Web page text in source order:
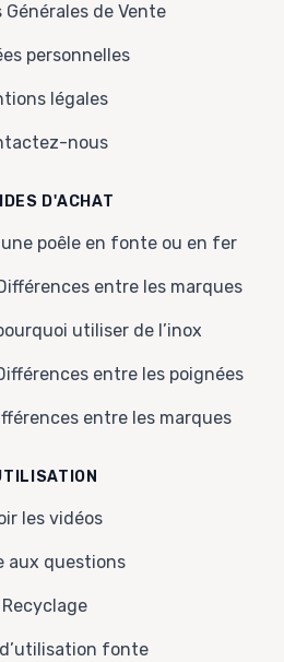
de Vente
personnelles
légales
nous
D'ACHAT
poêle en fonte ou en fer
entre les marques
utiliser de l’inox
entre les poignées
entre les marques
les vidéos
aux questions
Recyclage
fonte